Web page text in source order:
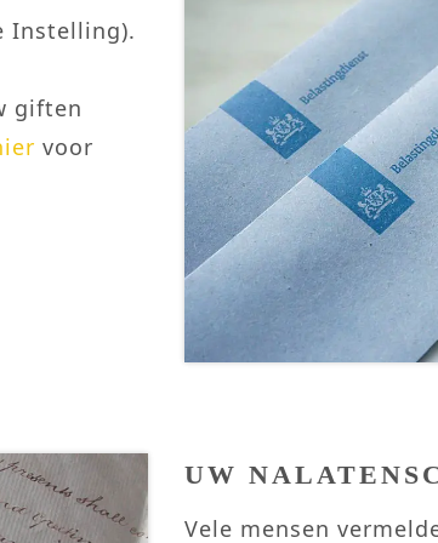
Instelling).
giften
voor
UW
Vele mensen